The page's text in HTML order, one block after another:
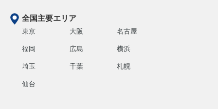
全国主要エリア
東京 大阪 名古屋
福岡 広島 横浜
埼玉 千葉 札幌
仙台